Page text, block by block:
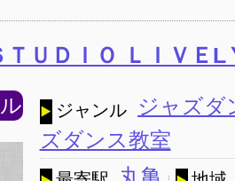
ＴＵＤＩＯ ＬＩＶＥL
ジャンル
ジャズ
ズダンス教室
丸亀